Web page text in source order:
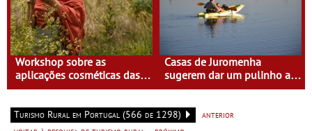
Workshop sobre as
aplicações cosméticas das
plantas na Casa do Eido –
Casas de Juromenha
sugerem dar um pulinho a
Espanha de caiaque
Turismo Rural em Portugal (566 de 1298)
anterior